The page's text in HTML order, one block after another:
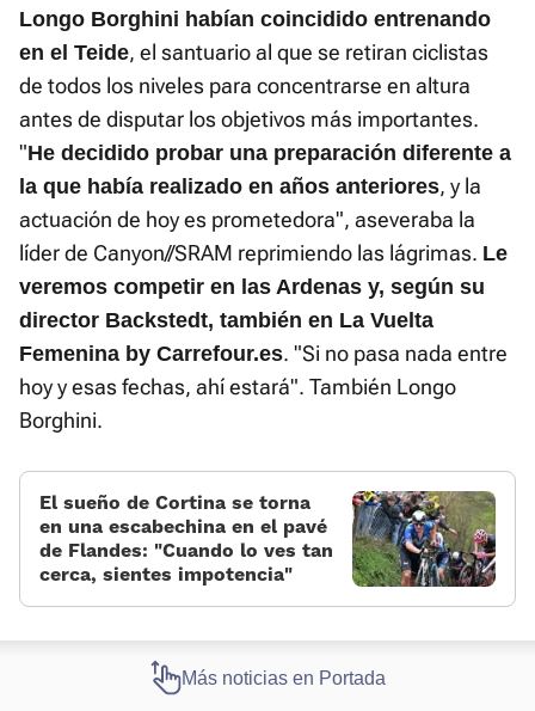
Longo Borghini habían coincidido entrenando
en el Teide, el santuario al que se retiran ciclistas
de todos los niveles para concentrarse en altura
antes de disputar los objetivos más importantes.
"He decidido probar una preparación diferente a
la que había realizado en años anteriores, y la
actuación de hoy es prometedora", aseveraba la
líder de Canyon//SRAM reprimiendo las lágrimas. Le
veremos competir en las Ardenas y, según su
director Backstedt, también en La Vuelta
Femenina by Carrefour.es. "Si no pasa nada entre
hoy y esas fechas, ahí estará". También Longo
Borghini.
El sueño de Cortina se torna
en una escabechina en el pavé
de Flandes: «Cuando lo ves tan
cerca, sientes impotencia»
Más noticias en Portada